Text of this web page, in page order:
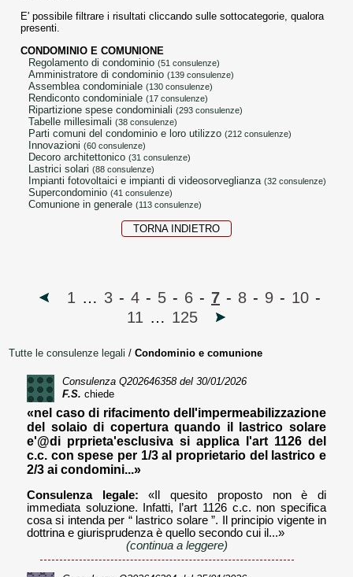
E' possibile filtrare i risultati cliccando sulle sottocategorie, qualora
presenti.
CONDOMINIO E COMUNIONE
regolamento di condominio (51 consulenze)
amministratore di condominio (139 consulenze)
assemblea condominiale (130 consulenze)
rendiconto condominiale (17 consulenze)
ripartizione spese condominiali (293 consulenze)
tabelle millesimali (38 consulenze)
parti comuni del condominio e loro utilizzo (212 consulenze)
innovazioni (60 consulenze)
decoro architettonico (31 consulenze)
lastrici solari (88 consulenze)
impianti fotovoltaici e impianti di videosorveglianza (32 consulenze)
supercondominio (41 consulenze)
comunione in generale (113 consulenze)
TORNA INDIETRO
1 … 3 - 4 - 5 - 6 - 7 - 8 - 9 - 10 -
11 … 125
Tutte le consulenze legali / Condominio e comunione
Consulenza Q202646358del 30/01/2026
F.S. chiede
«nel caso di rifacimento dell'impermeabilizzazione
del solaio di copertura quando il lastrico solare
e'@di prprieta'esclusiva si applica l'art 1126 del
c.c. con spese per 1/3 al proprietario del lastrico e
2/3 ai condomini...»
Consulenza legale: «Il quesito proposto non è di
immediata soluzione. Infatti, l’art 1126 c.c. non specifica
cosa si intenda per “ lastrico solare ”. Il principio vigente in
dottrina e giurisprudenza è quello secondo cui il...»
(continua a leggere)